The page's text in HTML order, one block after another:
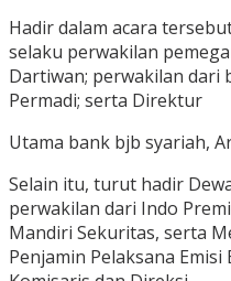
Hadir dalam acara
selaku perwakilan
Dartiwan; perwakilan dari
Permadi; serta Direktur
Utama bank bjb syariah,
Selain itu, turut hadir
perwakilan dari Indo
Mandiri Sekuritas, serta
Penjamin Pelaksana